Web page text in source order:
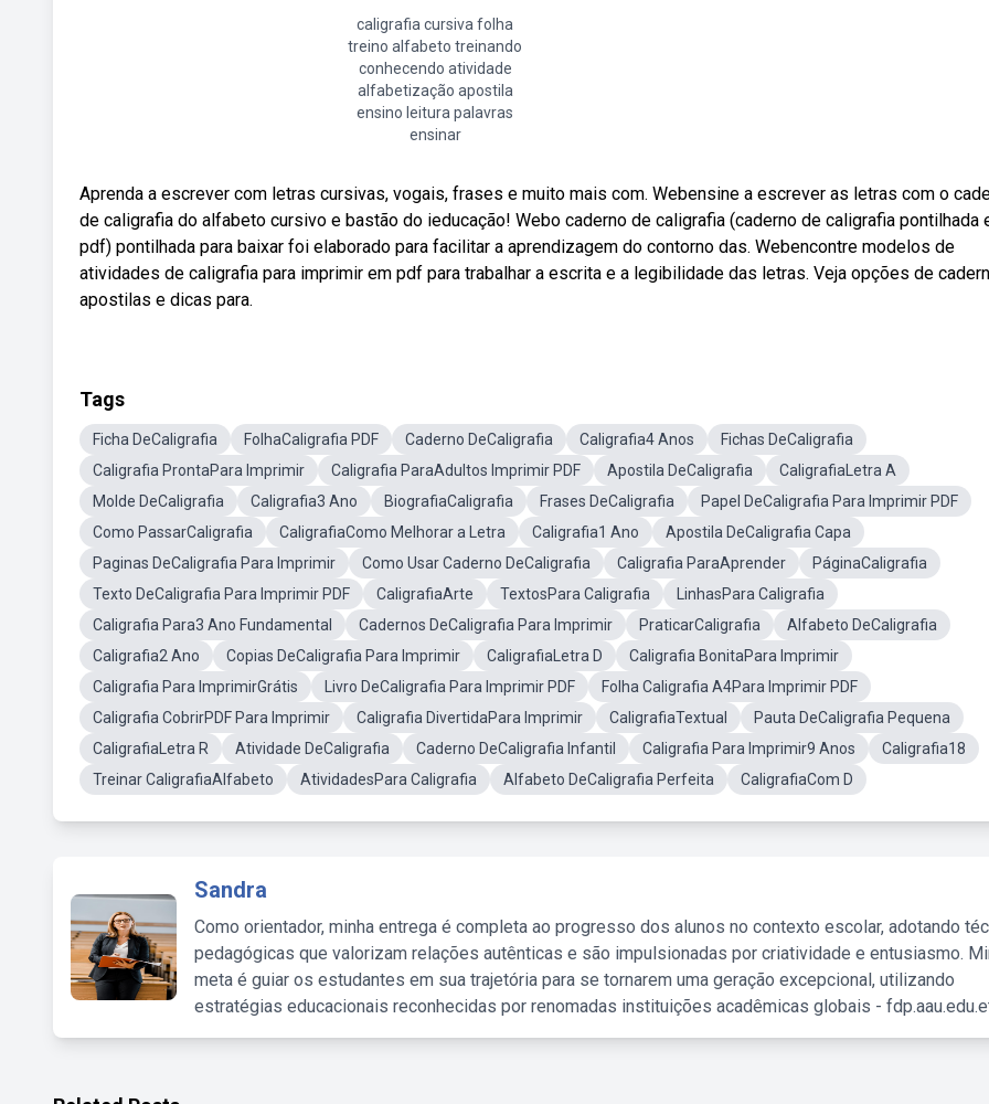
caligrafia cursiva folha
treino alfabeto treinando
conhecendo atividade
alfabetização apostila
ensino leitura palavras
ensinar
Aprenda a escrever com letras cursivas, vogais, frases e muito mais com. Webensine a escrever as letras com o
de caligrafia do alfabeto cursivo e bastão do ieducação! Webo caderno de caligrafia (caderno de caligrafia pontilhada
pdf) pontilhada para baixar foi elaborado para facilitar a aprendizagem do contorno das. Webencontre modelos de
atividades de caligrafia para imprimir em pdf para trabalhar a escrita e a legibilidade das letras. Veja opções de
apostilas e dicas para.
Tags
Ficha DeCaligrafia FolhaCaligrafia PDF Caderno DeCaligrafia Caligrafia4 Anos
Fichas DeCaligrafia
Caligrafia ProntaPara Imprimir
Caligrafia ParaAdultos Imprimir PDF Apostila DeCaligrafia
CaligrafiaLetra A
Molde DeCaligrafia
Caligrafia3 Ano BiografiaCaligrafia Frases DeCaligrafia
Papel DeCaligrafia Para Imprimir PDF
Como PassarCaligrafia
CaligrafiaComo Melhorar a Letra Caligrafia1 Ano
Apostila DeCaligrafia Capa
Paginas DeCaligrafia Para Imprimir
Como Usar Caderno DeCaligrafia Caligrafia ParaAprender
PáginaCaligrafia
Texto DeCaligrafia Para Imprimir PDF
CaligrafiaArte TextosPara Caligrafia
LinhasPara Caligrafia
Caligrafia Para3 Ano Fundamental
Cadernos DeCaligrafia Para Imprimir PraticarCaligrafia
Alfabeto DeCaligrafia
Caligrafia2 Ano
Copias DeCaligrafia Para Imprimir CaligrafiaLetra D
Caligrafia BonitaPara Imprimir
Caligrafia Para ImprimirGrátis
Livro DeCaligrafia Para Imprimir PDF
Folha Caligrafia A4Para Imprimir PDF
Caligrafia CobrirPDF Para Imprimir
Caligrafia DivertidaPara Imprimir CaligrafiaTextual
Pauta DeCaligrafia Pequena
CaligrafiaLetra R
Atividade DeCaligrafia Caderno DeCaligrafia Infantil Caligrafia Para Imprimir9 Anos
Caligrafia18
Treinar CaligrafiaAlfabeto
AtividadesPara Caligrafia Alfabeto DeCaligrafia Perfeita CaligrafiaCom D
Sandra
Como orientador, minha entrega é completa ao progresso dos alunos no contexto escolar, adotando
pedagógicas que valorizam relações autênticas e são impulsionadas por criatividade e entusiasmo.
meta é guiar os estudantes em sua trajetória para se tornarem uma geração excepcional, utilizando
estratégias educacionais reconhecidas por renomadas instituições acadêmicas globais -